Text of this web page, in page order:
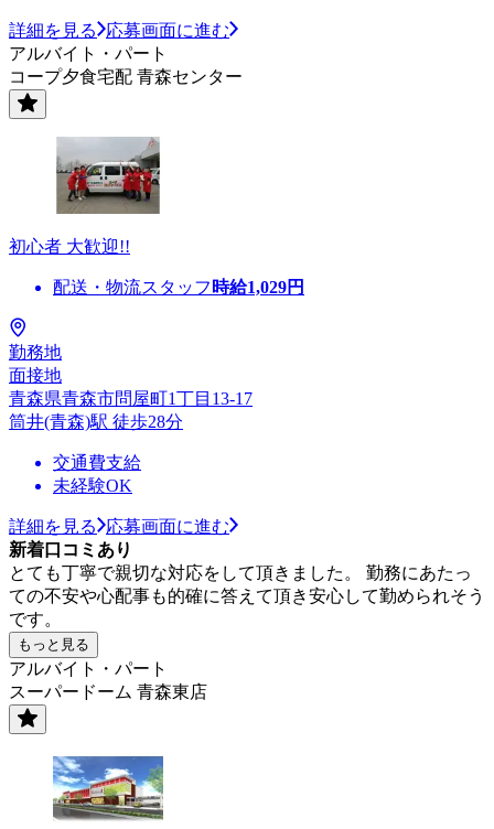
詳細を見る
応募画面に進む
アルバイト・パート
コープ夕食宅配 青森センター
初心者 大歓迎!!
配送・物流スタッフ 時給1,029円
勤務地
面接地
青森県青森市問屋町1丁目13-17
筒井(青森)駅 徒歩28分
交通費支給
未経験OK
詳細を見る
応募画面に進む
新着口コミあり
とても丁寧で親切な対応をして頂きました。 勤務にあたっ
ての不安や心配事も的確に答えて頂き安心して勤められそう
です。
もっと見る
アルバイト・パート
スーパードーム 青森東店